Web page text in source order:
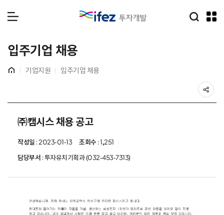
IFEZ 인천경제자유구역 로
통합검
입주기업 채용
기업지원
입주기업 채용
공
㈜캠시스 채용 공고
작성일 : 2023-01-13 조회수 : 1,251
담당부서 : 투자유치기획과 (032-453-7313)